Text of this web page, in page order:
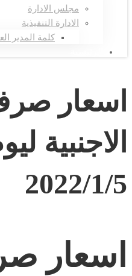
مجلس الادارة
الادارة التنفيذية
كلمة المدير
اسعار
الاجنبية
2022/1/5
اسعار